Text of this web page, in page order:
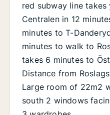
red subway line
Centralen in 12
minutes to T-
minutes to walk to
takes 6 minutes to
Distance from
Large room of 22m2
south 2 windows